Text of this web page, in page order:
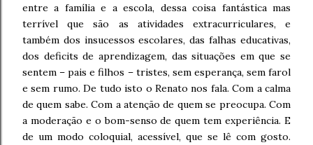
entre a família e a escola, dessa coisa fantástica mas
terrível que são as atividades extracurriculares, e
também dos insucessos escolares, das falhas educativas,
dos deficits de aprendizagem, das situações em que se
sentem – pais e filhos – tristes, sem esperança, sem farol
e sem rumo. De tudo isto o Renato nos fala. Com a calma
de quem sabe. Com a atenção de quem se preocupa. Com
a moderação e o bom-senso de quem tem experiência. E
de um modo coloquial, acessível, que se lê com gosto.